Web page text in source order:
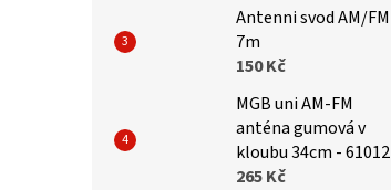
Antenni svod AM/FM
7m
150 Kč
MGB uni AM-FM
anténa gumová v
kloubu 34cm - 61012
265 Kč